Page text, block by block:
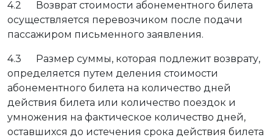
4.2 Возврат стоимости абонементного билета
осуществляется перевозчиком после подачи
пассажиром письменного заявления.
4.3 Размер суммы, которая подлежит возврату,
определяется путем деления стоимости
абонементного билета на количество дней
действия билета или количество поездок и
умножения на фактическое количество дней,
оставшихся до истечения срока действия билета